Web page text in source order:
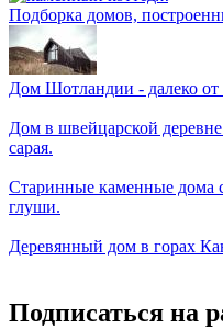
Подборка домов,
Дом Шотландии - далеко от
Дом в швейцарской
сарая.
Старинные каменные дома
глуши.
Деревянный дом в горах
Подписаться на